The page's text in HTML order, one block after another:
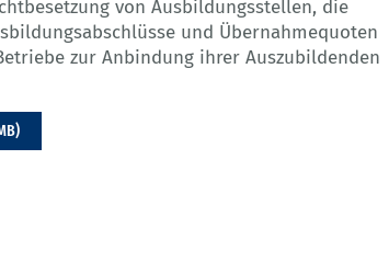
von Ausbildungsstellen, die
und Übernahmequoten
zur Anbindung ihrer Auszubildenden